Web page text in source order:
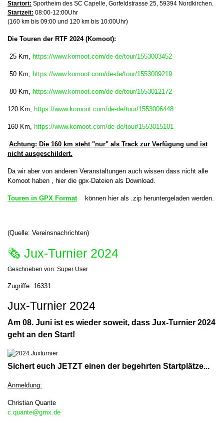
Startort: Sportheim des SC Capelle, Gorfeldstrasse 25, 59394 Nordkirchen.
Startzeit: 08:00-12:00Uhr
(160 km bis 09:00 und 120 km bis 10:00Uhr)
Die Touren der RTF 2024 (Komoot):
25 Km, https://www.komoot.com/de-de/tour/1553003452
50 Km, https://www.komoot.com/de-de/tour/1553009219
80 Km, https://www.komoot.com/de-de/tour/1553012172
120 Km, https://www.komoot.com/de-de/tour/1553006448
160 Km, https://www.komoot.com/de-de/tour/1553015101
Achtung: Die 160 km steht "nur" als Track zur Verfügung und ist
nicht ausgeschildert.
Da wir aber von anderen Veranstaltungen auch wissen dass nicht alle
Komoot haben , hier die gpx-Dateien als Download.
Touren in GPX Format können hier als .zip heruntergeladen werden.
(Quelle: Vereinsnachrichten)
🗞 Jux-Turnier 2024
Geschrieben von: Super User
Zugriffe: 16331
Jux-Turnier 2024
Am 08. Juni ist es wieder soweit, dass Jux-Turnier 2024
geht an den Start!
Sichert euch JETZT einen der begehrten Startplätze...
Anmeldung:
Christian Quante
c.quante@gmx.de